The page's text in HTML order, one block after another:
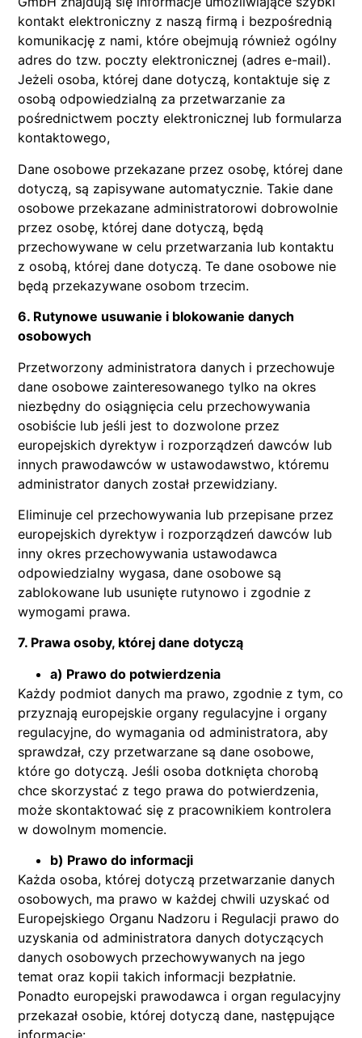
kontakt elektroniczny z naszą firmą i bezpośrednią
komunikację z nami, które obejmują również ogólny
adres do tzw. poczty elektronicznej (adres e-mail).
Jeżeli osoba, której dane dotyczą, kontaktuje się z
osobą odpowiedzialną za przetwarzanie za
pośrednictwem poczty elektronicznej lub formularza
kontaktowego,
Dane osobowe przekazane przez osobę, której dane
dotyczą, są zapisywane automatycznie. Takie dane
osobowe przekazane administratorowi dobrowolnie
przez osobę, której dane dotyczą, będą
przechowywane w celu przetwarzania lub kontaktu
z osobą, której dane dotyczą. Te dane osobowe nie
będą przekazywane osobom trzecim.
6. Rutynowe usuwanie i blokowanie danych
osobowych
Przetworzony administratora danych i przechowuje
dane osobowe zainteresowanego tylko na okres
niezbędny do osiągnięcia celu przechowywania
osobiście lub jeśli jest to dozwolone przez
europejskich dyrektyw i rozporządzeń dawców lub
innych prawodawców w ustawodawstwo, któremu
administrator danych został przewidziany.
Eliminuje cel przechowywania lub przepisane przez
europejskich dyrektyw i rozporządzeń dawców lub
inny okres przechowywania ustawodawca
odpowiedzialny wygasa, dane osobowe są
zablokowane lub usunięte rutynowo i zgodnie z
wymogami prawa.
7. Prawa osoby, której dane dotyczą
a) Prawo do potwierdzenia
Każdy podmiot danych ma prawo, zgodnie z tym, co
przyznają europejskie organy regulacyjne i organy
regulacyjne, do wymagania od administratora, aby
sprawdzał, czy przetwarzane są dane osobowe,
które go dotyczą. Jeśli osoba dotknięta chorobą
chce skorzystać z tego prawa do potwierdzenia,
może skontaktować się z pracownikiem kontrolera
w dowolnym momencie.
b) Prawo do informacji
Każda osoba, której dotyczą przetwarzanie danych
osobowych, ma prawo w każdej chwili uzyskać od
Europejskiego Organu Nadzoru i Regulacji prawo do
uzyskania od administratora danych dotyczących
danych osobowych przechowywanych na jego
temat oraz kopii takich informacji bezpłatnie.
Ponadto europejski prawodawca i organ regulacyjny
przekazał osobie, której dotyczą dane, następujące